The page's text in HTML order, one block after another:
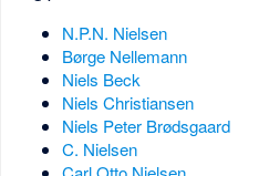
N.P.N. Nielsen
Børge Nellemann
Niels Beck
Niels Christiansen
Niels Peter Brødsgaard
C. Nielsen